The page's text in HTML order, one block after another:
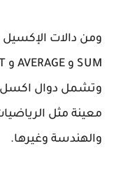
ومن دالات
وتشمل دوال اكسل
معينة مثل
والهندسة وغيرها.